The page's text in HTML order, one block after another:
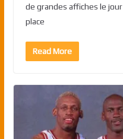
de grandes affiches le jour
place
Read More